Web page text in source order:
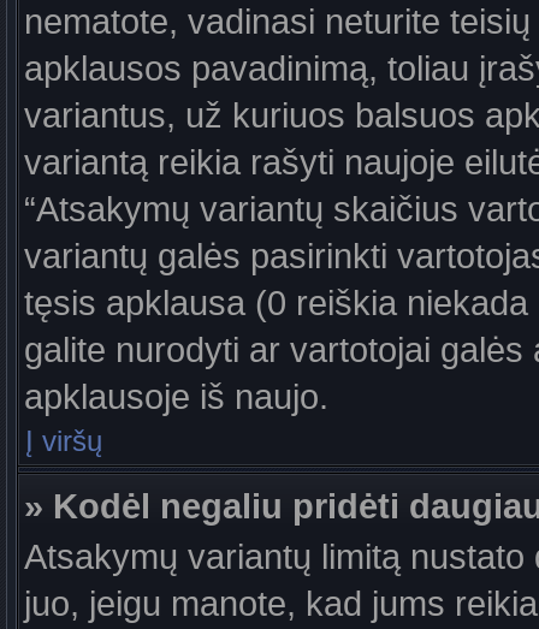
nematote, vadinasi neturite
apklausos pavadinimą, toliau
variantus, už kuriuos balsuos
variantą reikia rašyti naujoje
“Atsakymų variantų skaičius
variantų galės pasirinkti
tęsis apklausa (0 reiškia
galite nurodyti ar vartotojai
apklausoje iš naujo.
Į viršų
» Kodėl negaliu pridėti
Atsakymų variantų limitą
juo, jeigu manote, kad jums